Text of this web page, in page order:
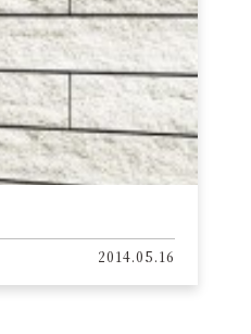
2014.05.16